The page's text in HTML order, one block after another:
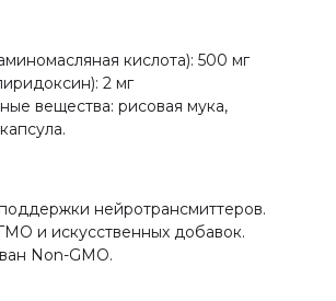
кислота): 500 мг
2 мг
вещества: рисовая мука,
нейротрансмиттеров.
и искусственных добавок.
Non-GMO.